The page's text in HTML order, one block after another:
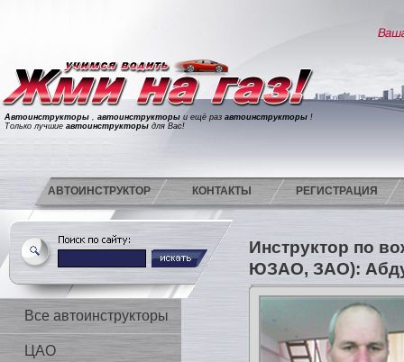
Автоинструкторы , автоинструкторы и ещё раз автоинструкторы !
Только лучшие автоинструкторы для Вас!
АВТОИНСТРУКТОР КОНТАКТЫ РЕГИСТРАЦИЯ
Все автоинструкторы
ЦАО
Инструктор по
ЮЗАО, ЗАО):